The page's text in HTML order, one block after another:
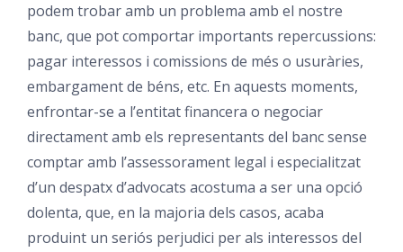
podem trobar amb un problema amb el nostre
banc, que pot comportar importants repercussions:
pagar interessos i comissions de més o usuràries,
embargament de béns, etc. En aquests moments,
enfrontar-se a l’entitat financera o negociar
directament amb els representants del banc sense
comptar amb l’assessorament legal i especialitzat
d’un despatx d’advocats acostuma a ser una opció
dolenta, que, en la majoria dels casos, acaba
produint un seriós perjudici per als interessos del